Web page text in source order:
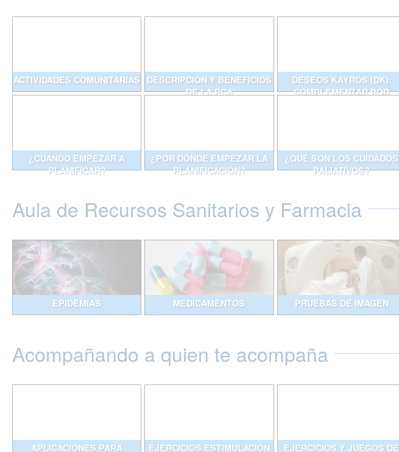
ACTIVIDADES COMUNITARIAS DESCRIPCIÓN Y BENEFICIOS
DE LA PCA
DESEOS KAYRÓS (DK):
COMPLEMENTAR POR
¿CUÁNDO EMPEZAR A
PLANIFICAR?
¿POR DÓNDE EMPEZAR LA
PLANIFICACIÓN?
¿QUÉ SON LOS CUIDADOS
PALIATIVOS?
Aula de Recursos Sanitarios y Farmacia
EPIDEMIAS MEDICAMENTOS PRUEBAS DE IMAGEN
Acompañando a quien te acompaña
APLICACIONES PARA EJERCICIOS ESTIMULACIÓN EJERCICIOS Y JUEGOS DE